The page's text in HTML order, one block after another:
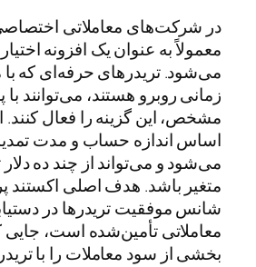
در شرکت‌های معاملاتی
معمولاً به عنوان یک افزونه
می‌شود. تریدرهای حرفه‌ای که
زمانی روبرو هستند، می‌توانند
مشخص، این گزینه را فعال کنند.
اساس اندازه حساب و مدت
می‌شود و می‌تواند از چند ده دلار
متغیر باشد. هدف اصلی اکستند
شانس موفقیت تریدرها در
معاملاتی تأمین‌شده است،
بخشی از سود معاملات را با